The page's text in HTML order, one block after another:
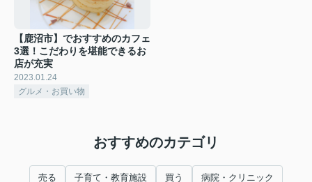
【鹿沼市】でおすすめのカフェ
3選！こだわりを堪能できるお
店が充実
2023.01.24
グルメ・お買い物
おすすめのカテゴリ
売る 子育て・教育施設 買う 病院・クリニック